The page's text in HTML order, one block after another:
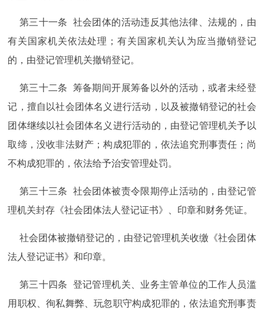
第三十一条 社会团体的活动违反其他法律、法规的，由
有关国家机关依法处理；有关国家机关认为应当撤销登记
的，由登记管理机关撤销登记。
第三十二条 筹备期间开展筹备以外的活动，或者未经登
记，擅自以社会团体名义进行活动，以及被撤销登记的社会
团体继续以社会团体名义进行活动的，由登记管理机关予以
取缔，没收非法财产；构成犯罪的，依法追究刑事责任；尚
不构成犯罪的，依法给予治安管理处罚。
第三十三条 社会团体被责令限期停止活动的，由登记管
理机关封存《社会团体法人登记证书》、印章和财务凭证。
社会团体被撤销登记的，由登记管理机关收缴《社会团体
法人登记证书》和印章。
第三十四条 登记管理机关、业务主管单位的工作人员滥
用职权、徇私舞弊、玩忽职守构成犯罪的，依法追究刑事责